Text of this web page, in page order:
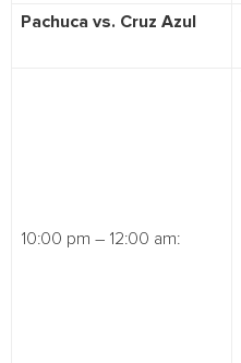
Pachuca vs. Cruz Azul
10:00 pm – 12:00 am: